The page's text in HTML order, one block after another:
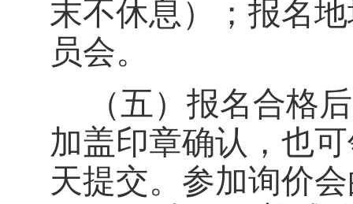
末不休息）；报名
员会。
（五） 报名合格
加盖印章确认，也
天提交。参加询价